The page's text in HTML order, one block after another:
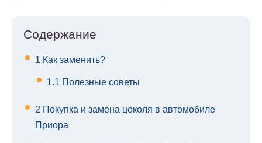
Содержание
1 Как заменить?
1.1 Полезные советы
2 Покупка и замена цоколя в автомобиле
Приора